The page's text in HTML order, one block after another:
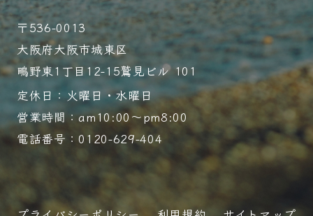
〒536-0013
大阪府大阪市城東区
鴫野東1丁目12-15鷲見ビル 101
定休日：火曜日・水曜日
営業時間：am10:00～pm8:00
電話番号：0120-629-404